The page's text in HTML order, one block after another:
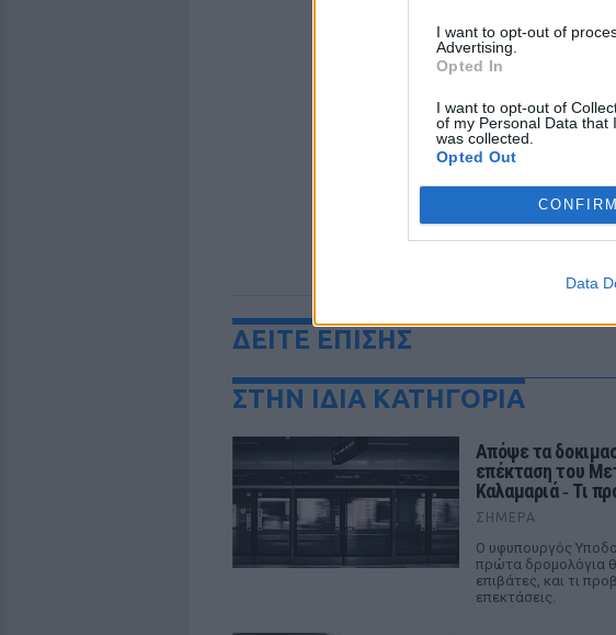
I want to opt-out of
Advertising.
Opted In
I want to opt-out of
of my Personal Data that
was collected.
Opted Out
CONFIRM
Data
ΔΕΙΤΕ ΕΠΙΣΗΣ
ΣΤΗΝ ΙΔΙΑ ΚΑΤΗΓΟΡΙΑ
Απόψε τα
επέκταση του
Καλαμαριά ‑ Τι
ΣΉΜΕΡΑ
Ο υφυπουργός
πρώτα δρομολόγια
επιβάτες, και τι
επεκτάσεις.